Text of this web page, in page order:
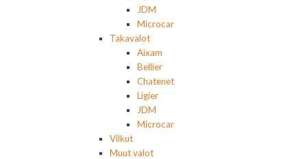
JDM
Microcar
Takavalot
Aixam
Bellier
Chatenet
Ligier
JDM
Microcar
Vilkut
Muut valot